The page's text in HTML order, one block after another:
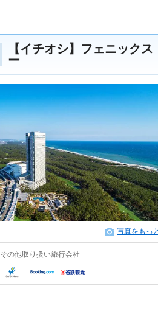
【イチオシ】フェニック
ー
写真をもっ
その他取り扱い旅行会社